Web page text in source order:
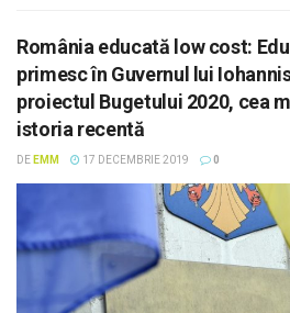
România educată low cost:
primesc în Guvernul lui
proiectul Bugetului 2020, cea
istoria recentă
DE EMM 17 DECEMBRIE 2019 0